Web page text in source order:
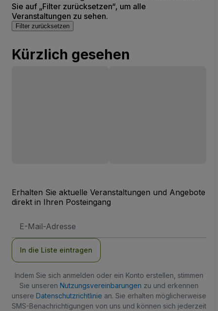
Sie auf „Filter zurücksetzen“, um alle
Veranstaltungen zu sehen.
Filter zurücksetzen
Kürzlich gesehen
Erhalten Sie aktuelle Veranstaltungen und Angebote
direkt in Ihren Posteingang
Mail-
In die Liste eintragen
Indem Sie sich anmelden oder ein Konto erstellen, stimmen
Sie unseren Nutzungsvereinbarungen zu und erkennen
unsere Datenschutzrichtlinie an. Sie erhalten möglicherweise
SMS-Benachrichtigungen von uns und können sich jederzeit